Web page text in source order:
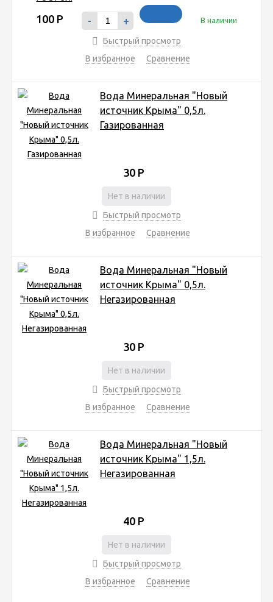
100 Р - + В наличии
Быстрый просмотр
В избранное
Сравнение
Вода Минеральная "Новый
источник Kрыма" 0,5л.
Газированная
30 Р
Нет в наличии
Быстрый просмотр
В избранное
Сравнение
Вода Минеральная "Новый
источник Крыма" 0,5л.
Негазированная
30 Р
Нет в наличии
Быстрый просмотр
В избранное
Сравнение
Вода Минеральная "Новый
источник Крыма" 1,5л.
Негазированная
40 Р
Нет в наличии
Быстрый просмотр
В избранное
Сравнение